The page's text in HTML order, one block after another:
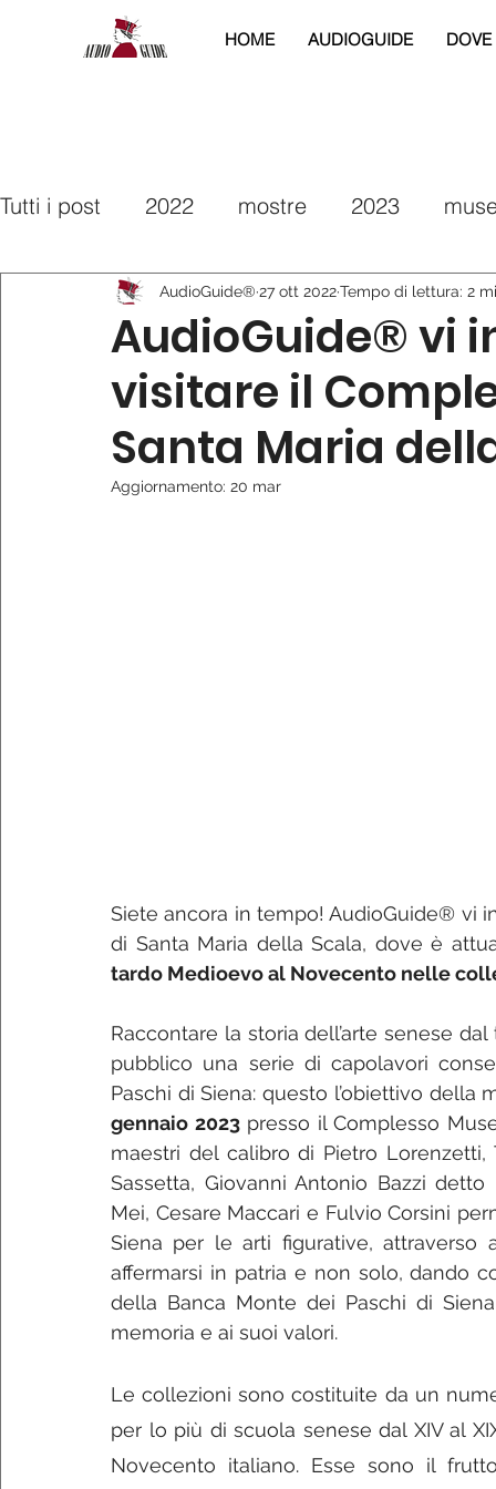
HOME AUDIOGUIDE
Tutti i post 2022 mostre 2023
2026 interreg 2019 2020
AudioGuide® vi
visitare il
Santa Maria
AudioGuide® 27 ott 2022Tempo di lettura: 2
Aggiornamento: 20 mar
Siete ancora in tempo! AudioGuide® vi
di Santa Maria della Scala, dove è
tardo Medioevo al Novecento nelle
Raccontare la storia dell’arte senese
pubblico una serie di capolavori
Paschi di Siena: questo l’obiettivo della
gennaio 2023 presso il Complesso
maestri del calibro di Pietro
Sassetta, Giovanni Antonio Bazzi
Mei, Cesare Maccari e Fulvio Corsini
Siena per le arti figurative, attraverso
affermarsi in patria e non solo, dando
della Banca Monte dei Paschi di
memoria e ai suoi valori.
Le collezioni sono costituite da un
per lo più di scuola senese dal XIV al
Novecento italiano. Esse sono il